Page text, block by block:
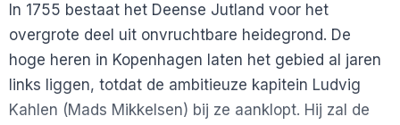
In 1755 bestaat het Deense Jutland voor het
overgrote deel uit onvruchtbare heidegrond. De
hoge heren in Kopenhagen laten het gebied al jaren
links liggen, totdat de ambitieuze kapitein Ludvig
Kahlen (Mads Mikkelsen) bij ze aanklopt. Hij zal de